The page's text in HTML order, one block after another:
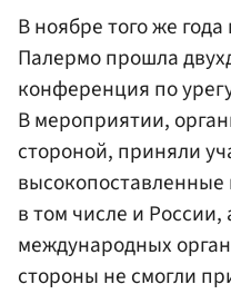
В ноябре того же
Палермо прошла
конференция по
В мероприятии,
стороной, приняли
высокопоставленные
в том числе и
международных
стороны не смогли